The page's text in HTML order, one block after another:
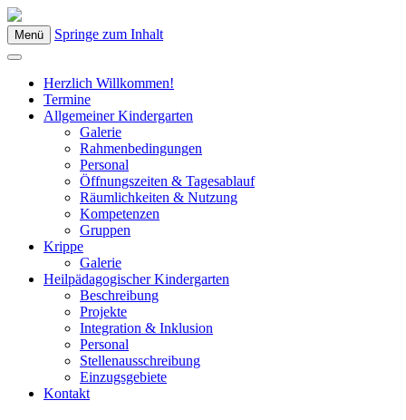
Kindergarten Bad Blumau
Menü Springe zum Inhalt
Herzlich Willkommen!
Termine
Allgemeiner Kindergarten
Galerie
Rahmenbedingungen
Personal
Öffnungszeiten & Tagesablauf
Räumlichkeiten & Nutzung
Kompetenzen
Gruppen
Krippe
Galerie
Heilpädagogischer Kindergarten
Beschreibung
Projekte
Integration & Inklusion
Personal
Stellenausschreibung
Einzugsgebiete
Kontakt